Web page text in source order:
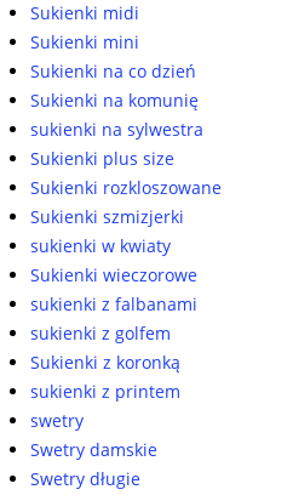
Sukienki midi
Sukienki mini
Sukienki na co dzień
Sukienki na komunię
sukienki na sylwestra
Sukienki plus size
Sukienki rozkloszowane
Sukienki szmizjerki
sukienki w kwiaty
Sukienki wieczorowe
sukienki z falbanami
sukienki z golfem
Sukienki z koronką
sukienki z printem
swetry
Swetry damskie
Swetry długie